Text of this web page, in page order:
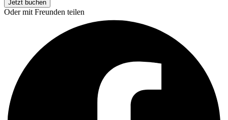
Jetzt buchen
Oder mit Freunden teilen